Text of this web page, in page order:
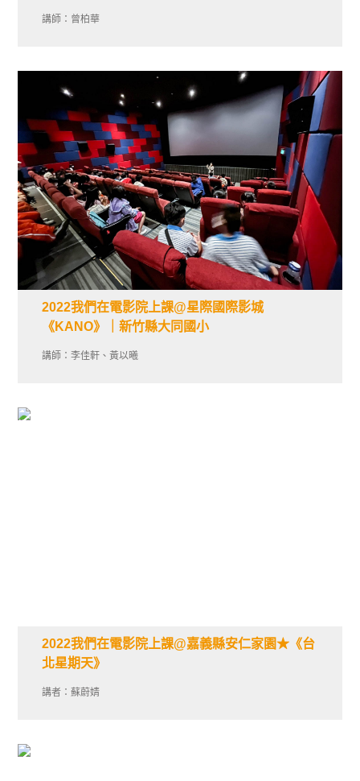
講師：曾柏華
2022我們在電影院上課@星際國際影城
《KANO》｜新竹縣大同國小
講師：李佳軒、黃以曦
2022我們在電影院上課@嘉義縣安仁家園★《台
北星期天》
講者：蘇蔚婧